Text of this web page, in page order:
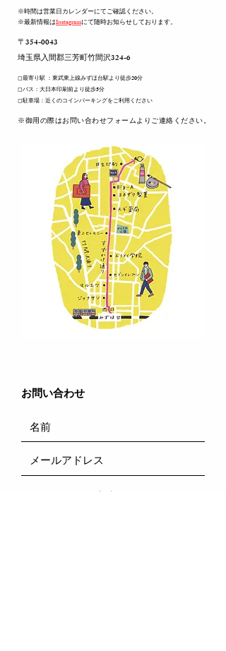
※時間は営業日カレンダーにてご確認ください。
※最新情報はInstagramにて随時お知らせしております。
〒354-0043
​埼玉県入間郡三芳町竹間沢324-6
◻︎最寄り駅 ：東武東上線みずほ台駅より徒歩20分
◻︎バス：大日本印刷前より徒歩5分
◻︎駐車場：近くのコインパーキングをご利用ください
​※御用の際はお問い合わせフォームよりご連絡ください。
​お問い合わせ